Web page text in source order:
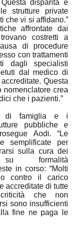
disparità è
strutture private
che vi si affidano.”
affrontate dai
costretti a
di procedure
con trattamenti
dagli specialisti
dal medico di
Questa
crea
che i pazienti.”
di famiglia e i
pubbliche e
Aodi. “Le
semplificate per
sulla cura dei
formalità
in corso: “Molti
contro il carico
accreditate di tutte
che non
sono insufficienti
fine ne paga le